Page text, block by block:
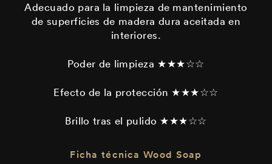
Adecuado para la limpieza de mantenimiento
de superficies de madera dura aceitada en
interiores.
Poder de limpieza ★★★☆☆
Efecto de la protección ★★★☆☆
Brillo tras el pulido ★★★☆☆
Ficha técnica Wood Soap